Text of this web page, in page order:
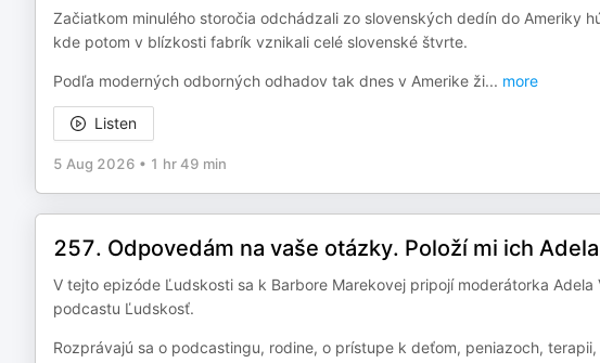
Začiatkom minulého storočia odchádzali zo slovenských dedín do Ameriky
kde potom v blízkosti fabrík vznikali celé slovenské štvrte.
Podľa moderných odborných odhadov tak dnes v Amerike ži... more
Listen
5 Aug 2026 • 1 hr 49 min
257. Odpovedám na vaše otázky. Položí mi ich
V tejto epizóde Ľudskosti sa k Barbore Marekovej pripojí moderátorka
podcastu Ľudskosť.
Rozprávajú sa o podcastingu, rodine, o prístupe k deťom, peniazoch,